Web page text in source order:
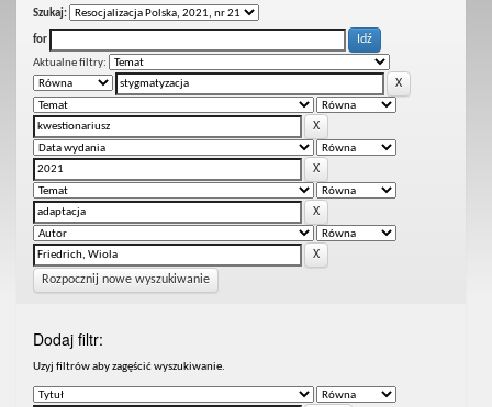
Szukaj:
for
Aktualne filtry:
Rozpocznij nowe wyszukiwanie
Dodaj filtr:
Uzyj filtrów aby zagęścić wyszukiwanie.